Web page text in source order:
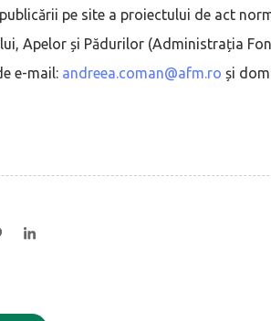
pe site a proiectului de act
Apelor și Pădurilor (Administrația
e-mail: andreea.coman@afm.ro și